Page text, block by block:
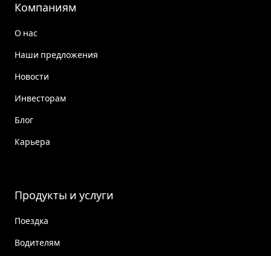
Компаниям
О нас
Наши предложения
Новости
Инвесторам
Блог
Карьера
Продукты и услуги
Поездка
Водителям